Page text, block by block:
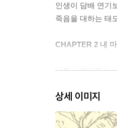
인생이 담배 연기
죽음을 대하는 태
CHAPTER 2 내
나를 느껴가면서,
논리와 심리 사이
내 마음을 들여다
나 자신을 생각해
상세 이미지